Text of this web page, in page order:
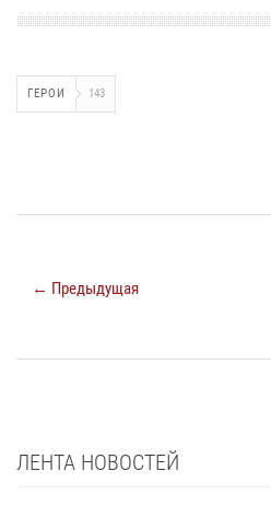
ГЕРОИ 143
← Предыдущая
ЛЕНТА НОВОСТЕЙ